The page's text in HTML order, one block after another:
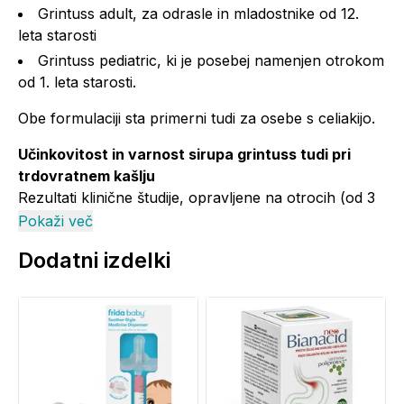
Grintuss adult, za odrasle in mladostnike od 12.
leta starosti
Grintuss pediatric, ki je posebej namenjen otrokom
od 1. leta starosti.
Obe formulaciji sta primerni tudi za osebe s celiakijo.
Učinkovitost in varnost sirupa grintuss tudi pri
trdovratnem kašlju
Rezultati klinične študije, opravljene na otrocih (od 3
do 6 let) s trdovratnim akutnim kašljem, ki je trajal več
intenzivnost kašlja, tako čez dan kot ponoči, in je še
dokazala tudi varnost in dobro prenašanje sirupa
Grintuss. Multicentrična, randomizirana in dvojno
slepa klinična študija v primerjavi s placebom,
opravljena na 102 otrocih, starih od 3 do 6 let.
Klinična študija je bila objavljena v znanstveni reviji
Pokaži več
Dodatni izdelki